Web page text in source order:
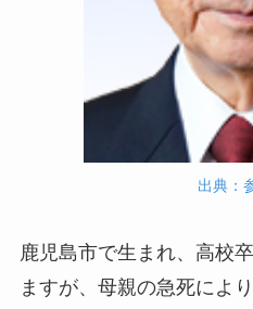
出典：
鹿児島市で生まれ、高校
ますが、母親の急死により